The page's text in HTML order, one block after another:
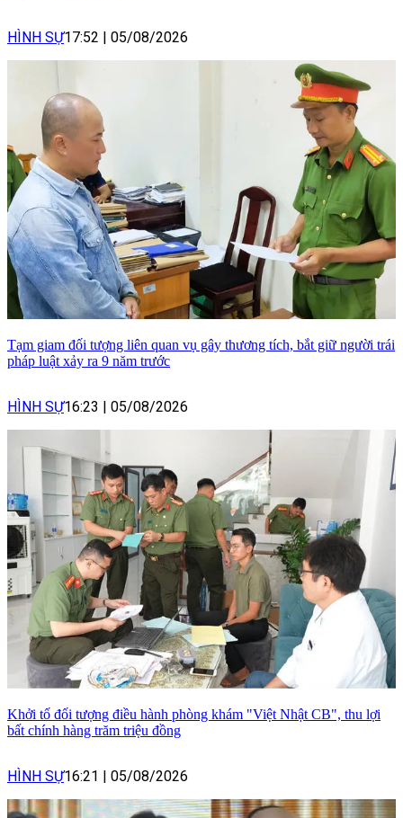
HÌNH SỰ17:52 | 05/08/2026
Tạm giam đối tượng liên quan vụ gây thương tích, bắt giữ người trái
pháp luật xảy ra 9 năm trước
HÌNH SỰ16:23 | 05/08/2026
Khởi tố đối tượng điều hành phòng khám "Việt Nhật CB", thu lợi
bất chính hàng trăm triệu đồng
HÌNH SỰ16:21 | 05/08/2026